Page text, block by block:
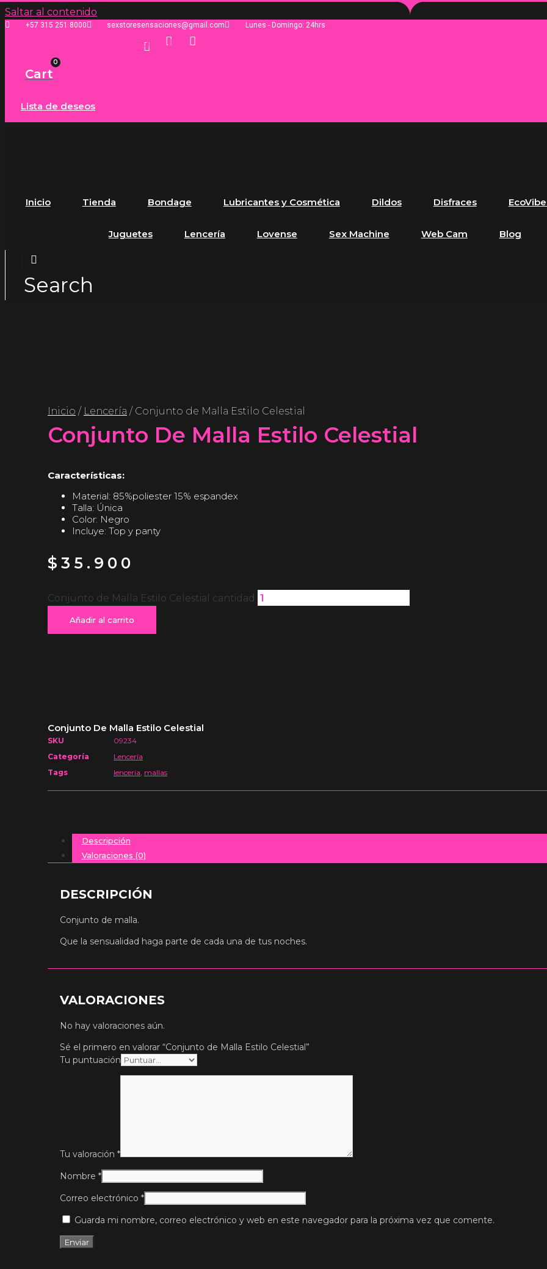
Saltar al contenido
+57 315 251 8000 sexstoresensaciones@gmail.com Lunes - Domingo: 24hrs
InstagramWhatsapp
0
Cart
Lista de deseos
Inicio Tienda Bondage Lubricantes y Cosmética Dildos Disfraces
Juguetes Lencería Lovense Sex Machine Web Cam Blog
Search
Inicio / Lencería / Conjunto de Malla Estilo Celestial
Conjunto De Malla Estilo Celestial
Características:
Material: 85%poliester 15% espandex
Talla: Única
Color: Negro
Incluye: Top y panty
$ 35.900
Conjunto de Malla Estilo Celestial cantidad
Añadir al carrito
Conjunto De Malla Estilo Celestial
SKU
09234
Categoría
Lencería
Tags
lenceria mallas
Descripción
Valoraciones (0)
DESCRIPCIÓN
Conjunto de malla.
Que la sensualidad haga parte de cada una de tus noches.
VALORACIONES
No hay valoraciones aún.
Sé el primero en valorar “Conjunto de Malla Estilo Celestial”
Tu puntuación
Tu valoración *
Nombre *
Correo electrónico *
Guarda mi nombre, correo electrónico y web en este navegador para la próxima vez que comente.